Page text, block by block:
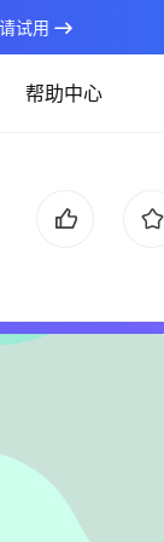
试用
帮助中心